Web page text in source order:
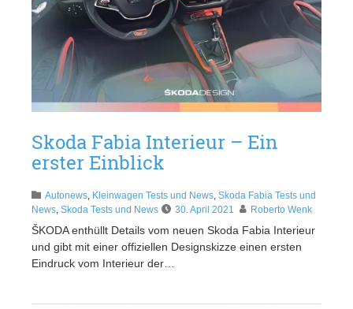
Skoda Fabia Interieur – Ein
erster Einblick
Autonews, Kleinwagen Tests und News, Skoda Fabia Tests und
News, Skoda Tests und News 30. April 2021 Roberto Wenk
ŠKODA enthüllt Details vom neuen Skoda Fabia Interieur
und gibt mit einer offiziellen Designskizze einen ersten
Eindruck vom Interieur der…